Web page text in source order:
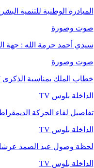
المبادرة الوطنية للتنمية
صوت وصورة
سيدي أحمد حرمة الله : جهة
صوت وصورة
خطاب الملك بمناسبة الذكرى 27 لعيد العرش.
الداخلة بلوس TV
تفاصيل لقاء الحركة
الداخلة بلوس TV
لحظة وصول عبد الصمد
الداخلة بلوس TV